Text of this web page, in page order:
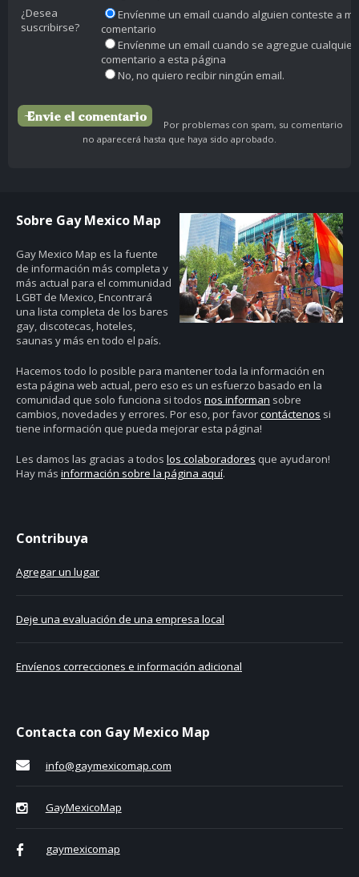
¿Desea
suscribirse?
Envíenme un email cuando alguien conteste a mi
comentario
Envíenme un email cuando se agregue cualquier
comentario a esta página
No, no quiero recibir ningún email.
Por problemas con spam, su comentario
no aparecerá hasta que haya sido aprobado.
Sobre Gay Mexico Map
Gay Mexico Map es la fuente
de información más completa y
más actual para el communidad
LGBT de Mexico, Encontrará
una lista completa de los bares
gay, discotecas, hoteles,
saunas y más en todo el país.
Hacemos todo lo posible para mantener toda la información en
esta página web actual, pero eso es un esfuerzo basado en la
comunidad que solo funciona si todos nos informan sobre
cambios, novedades y errores. Por eso, por favorcontáctenos si
tiene información que pueda mejorar esta página!
Les damos las gracias a todos los colaboradores que ayudaron!
Hay más información sobre la página aquí.
Contribuya
Agregar un lugar
Deje una evaluación de una empresa local
Envíenos correcciones e información adicional
Contacta con Gay Mexico Map
info@gaymexicomap.com
GayMexicoMap
gaymexicomap